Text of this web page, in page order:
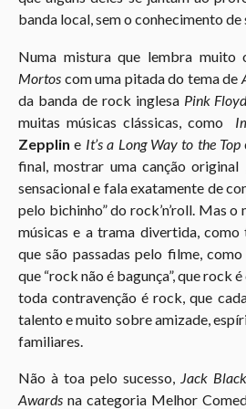
banda local, sem o conhecimento de
Numa mistura que lembra muito
Mortos com uma pitada do tema de
da banda de rock inglesaPink
muitas músicas clássicas, como
Zepplin e It’s a Long Way to the Top
final, mostrar uma canção original ,
sensacional e fala exatamente de
pelo bichinho” do rock’n’roll. Mas o
músicas e a trama divertida, como
que são passadas pelo filme,
que “rock não é bagunça”, que rock
toda contravenção é rock, que
talento e muito sobre amizade,
familiares.
Não à toa pelo sucesso, Jack Black
Awards na categoria Melhor